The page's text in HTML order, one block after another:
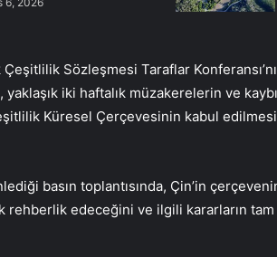
Sözleşmesi Taraflar
yaklaşık iki haftalık müzakerelerin ve
Küresel Çerçevesinin kabul
basın toplantısında, Çin’in
rehberlik edeceğini ve ilgili kararların tam